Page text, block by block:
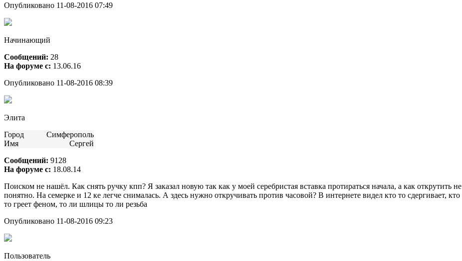
Опубликовано 11-08-2016 07:49
Начинающий
Сообщений: 28
На форуме с: 13.06.16
Опубликовано 11-08-2016 08:39
Элита
Город
Симферополь
Имя
Сергей
Сообщений: 9128
На форуме с: 18.08.14
Поиском не нашёл. Как снять ручку кпп? Я заказал новую так как у моей серебристая вставка протираться начала, а как открутить не
понятно. На семерке и 12 ке легче снималась. А здесь нужно откручивать против часовой? В интернете видел кто то сдергивает, кто
то греет феном, то ли шлицы то ли резьба
Опубликовано 11-08-2016 09:23
Пользователь